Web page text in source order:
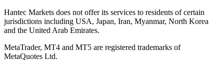
Hantec Markets does not offer its services to residents of certain
jurisdictions including USA, Japan, Iran, Myanmar, North Korea
and the United Arab Emirates.
MetaTrader, MT4 and MT5 are registered trademarks of
MetaQuotes Ltd.